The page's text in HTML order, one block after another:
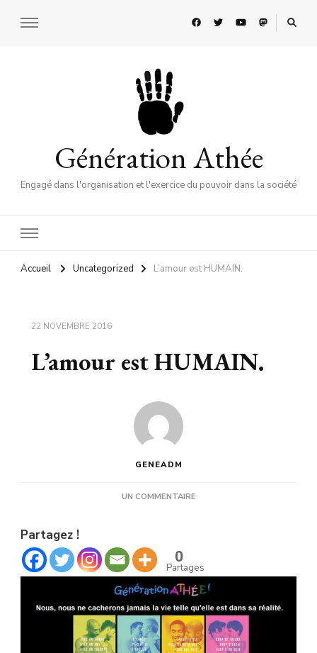
Génération Athée
Engagé dans l'organisation et l'exercice du pouvoir dans la société
Accueil Uncategorized L’amour est HUMAIN.
22 NOVEMBRE 2016
L’amour est HUMAIN.
GENEADM
UN COMMENTAIRESUR
Partagez !
0
Partages